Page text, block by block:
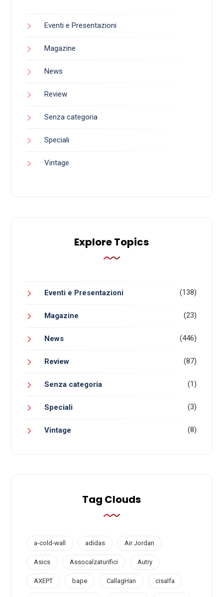
Eventi e Presentazioni
Magazine
News
Review
Senza categoria
Speciali
Vintage
Explore Topics
Eventi e Presentazioni (138)
Magazine (23)
News (446)
Review (87)
Senza categoria (1)
Speciali (3)
Vintage (8)
Tag Clouds
a-cold-wall adidas Air Jordan
Asics Assocalzaturifici Autry
AXEPT bape CallagHan cisalfa